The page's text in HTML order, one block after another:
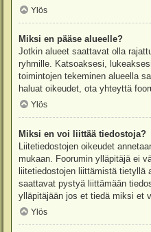
Ylös
Miksi en pääse alueelle?
Jotkin alueet saattavat olla
ryhmille. Katsoaksesi,
toimintojen tekeminen alueella
haluat oikeudet, ota yhteyttä
Ylös
Miksi en voi liittää tiedostoja?
Liitetiedostojen oikeudet
mukaan. Foorumin ylläpitäjä ei
liitetiedostojen liittämistä tietyllä
saattavat pystyä liittämään
ylläpitäjään jos et tiedä miksi et
Ylös